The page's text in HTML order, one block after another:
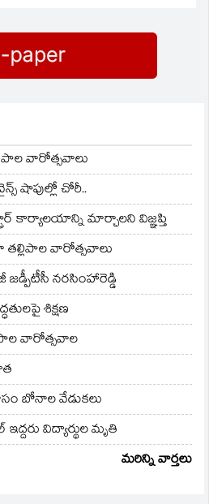
వారోత్సవాలు
షాపుల్లో చోరీ..
కార్యాలయాన్ని మార్చాలని విజ్ఞప్తి
వారోత్సవాలు
జడ్పీటీసీ నరసింహారెడ్డి
శిక్షణ
వారోత్సవాల
బోనాల వేడుకలు
విద్యార్థుల మృతి
మరిన్ని వార్తలు